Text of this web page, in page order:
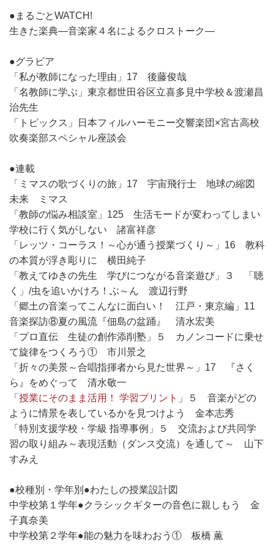
●まるごとWATCH!
生きた楽典―音楽家４名によるクロストーク―
●グラビア
「私が教師になった理由」17 後藤俊哉
「名教師に学ぶ」東京都世田谷区立喜多見中学校＆渡瀬昌
治先生
「トピックス」日本フィルハーモニー交響楽団×宮古高校
吹奏楽部スペシャル座談会
●連載
「ミマスの歌づくりの旅」17 宇宙飛行士 地球の縮図
未来 ミマス
「教師の悩み相談室」125 生活モードが変わってしまい
学校に行く気がしない 諸富祥彦
「レッツ・コーラス！～心が通う授業づくり～」16 教科
の本質が浮き彫りに 横田純子
「教えてゆきの先生 学びにつながる音楽遊び」３ 「聴
く」/虫を追いかけろ！ぶ～ん 渡辺行野
「郷土の音楽ってこんなに面白い！ 江戸・東京編」11
音楽探訪⑧夏の風流『佃島の盆踊』 清水宏美
「プロ直伝 生徒の創作添削塾」５ カノンコードに乗せ
て旋律をつくろう① 市川景之
「折々の美景～合唱指揮者から見た世界～」17 『さく
ら』をめぐって 清水敬一
「 授業にそのまま活用！ 学習プリント 」５ 音楽がどの
ように情景を表しているかを見つけよう 金本志秀
「特別支援学校・学級 指導事例」５ 交流および共同学
習の取り組み～表現活動（ダンス交流）を通して～ 山下
すみえ
●校種別・学年別●わたしの授業設計図
中学校第１学年●クラシックギターの音色に親しもう 金
子真奈美
中学校第２学年●能の魅力を味わおう① 板橋 薫